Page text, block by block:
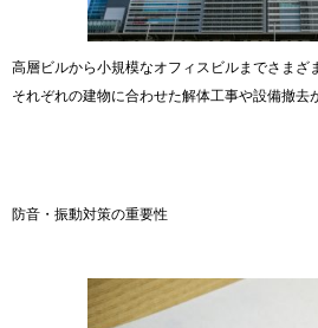
高層ビルから小規模なオフィスビルまでさまざ
それぞれの建物に合わせた解体工事や設備撤去
防音・振動対策の重要性